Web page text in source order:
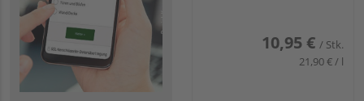
10,95 € / Stk.
21,90 € / l